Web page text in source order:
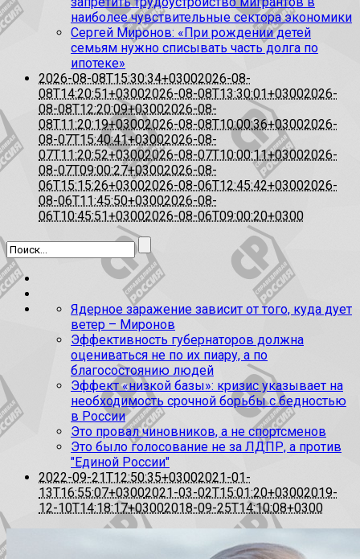
наиболее чувствительные сектора экономики
Сергей Миронов: «При рождении детей
семьям нужно списывать часть долга по
ипотеке»
2026-08-08T15:30:34+03002026-08-
08T14:20:51+03002026-08-08T13:30:01+03002026-
08-08T12:20:09+03002026-08-
08T11:20:19+03002026-08-08T10:00:36+03002026-
08-07T15:40:41+03002026-08-
07T11:20:52+03002026-08-07T10:00:11+03002026-
08-07T09:00:27+03002026-08-
06T15:15:26+03002026-08-06T12:45:42+03002026-
08-06T11:45:50+03002026-08-
06T10:45:51+03002026-08-06T09:00:20+0300
Ядерное заражение зависит от того, куда дует
ветер – Миронов
Эффективность губернаторов должна
оцениваться не по их пиару, а по
благосостоянию людей
Эффект «низкой базы»: кризис указывает на
необходимость срочной борьбы с бедностью
в России
Это провал чиновников, а не спортсменов
Это было голосование не за ЛДПР, а против
"Единой России"
2022-09-21T12:50:35+03002021-01-
13T16:55:07+03002021-03-02T15:01:20+03002019-
12-10T14:18:17+03002018-09-25T14:10:08+0300